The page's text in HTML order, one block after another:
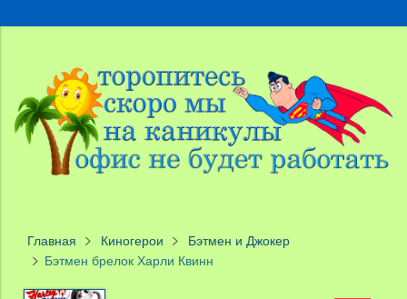
Главная Киногерои
Бэтмен и Джокер
Бэтмен брелок Харли Квинн